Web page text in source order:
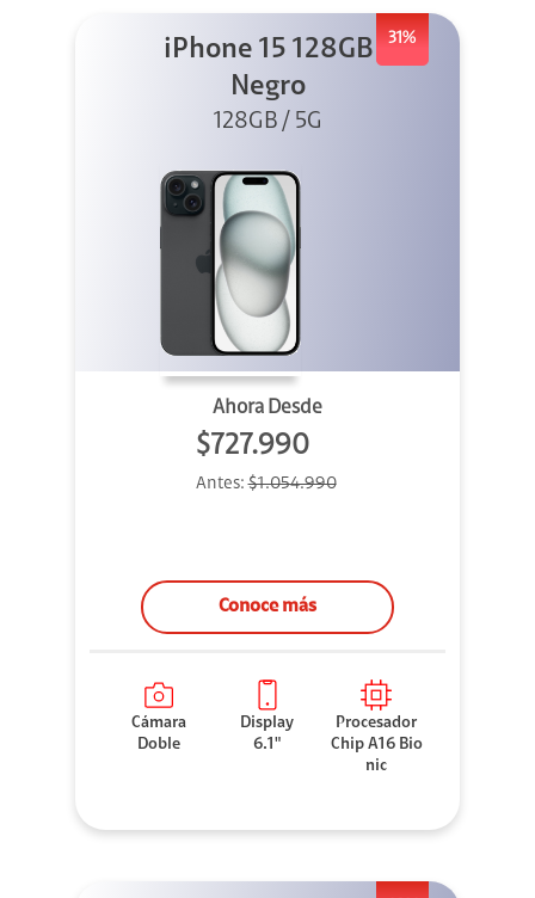
31%
iPhone 15 128GB
Negro
128GB / 5G
Ahora Desde
$727.990
Antes:$1.054.990
Conoce más
Cámara
Doble
Display
6.1"
Procesador
Chip A16 Bio
nic